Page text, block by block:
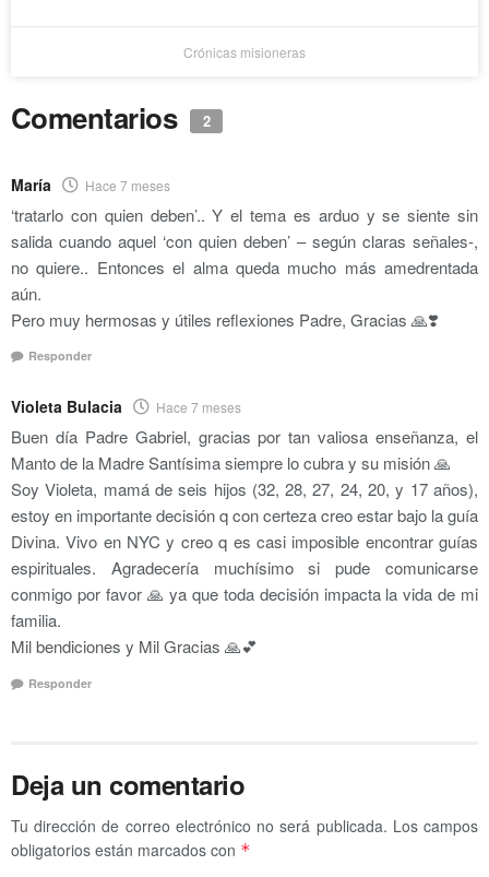
Crónicas misioneras
Comentarios 2
María Hace 7 meses
‘tratarlo con quien deben’.. Y el tema es arduo y se siente sin
salida cuando aquel ‘con quien deben’ – según claras señales-,
no quiere.. Entonces el alma queda mucho más amedrentada
aún.
Pero muy hermosas y útiles reflexiones Padre, Gracias 🙏❣️
Responder
Violeta Bulacia Hace 7 meses
Buen día Padre Gabriel, gracias por tan valiosa enseñanza, el
Manto de la Madre Santísima siempre lo cubra y su misión 🙏
Soy Violeta, mamá de seis hijos (32, 28, 27, 24, 20, y 17 años),
estoy en importante decisión q con certeza creo estar bajo la guía
Divina. Vivo en NYC y creo q es casi imposible encontrar guías
espirituales. Agradecería muchísimo si pude comunicarse
conmigo por favor 🙏 ya que toda decisión impacta la vida de mi
familia.
Mil bendiciones y Mil Gracias 🙏💕
Responder
Deja un comentario
Tu dirección de correo electrónico no será publicada. Los campos
obligatorios están marcados con *